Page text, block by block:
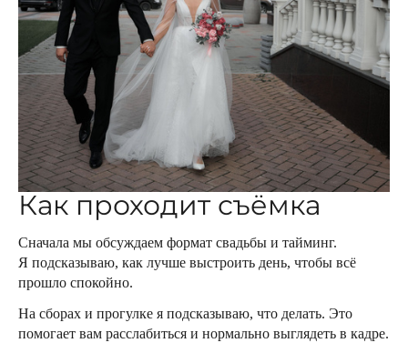
Как проходит съёмка
Сначала мы обсуждаем формат свадьбы и тайминг.
Я подсказываю, как лучше выстроить день, чтобы всё
прошло спокойно.
На сборах и прогулке я подсказываю, что делать. Это
помогает вам расслабиться и нормально выглядеть в кадре.